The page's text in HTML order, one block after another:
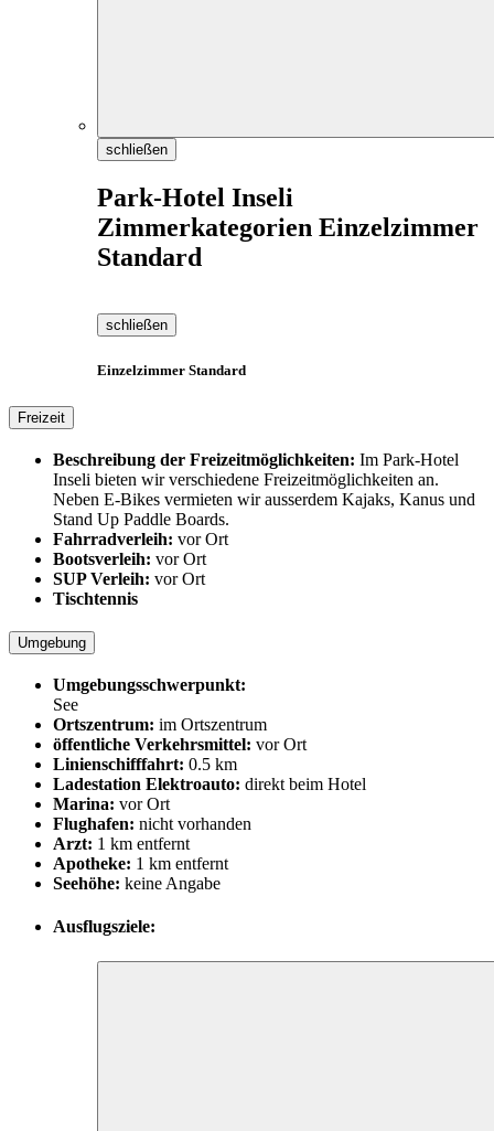
schließen
Park-Hotel Inseli
Zimmerkategorien Einzelzimmer
Standard
schließen
Einzelzimmer Standard
Freizeit
Beschreibung der Freizeitmöglichkeiten: Im Park-Hotel
Inseli bieten wir verschiedene Freizeitmöglichkeiten an.
Neben E-Bikes vermieten wir ausserdem Kajaks, Kanus und
Stand Up Paddle Boards.
Fahrradverleih: vor Ort
Bootsverleih: vor Ort
SUP Verleih: vor Ort
Tischtennis
Umgebung
Umgebungsschwerpunkt:
See
Ortszentrum: im Ortszentrum
öffentliche Verkehrsmittel: vor Ort
Linienschifffahrt: 0.5 km
Ladestation Elektroauto: direkt beim Hotel
Marina: vor Ort
Flughafen: nicht vorhanden
Arzt: 1 km entfernt
Apotheke: 1 km entfernt
Seehöhe: keine Angabe
Ausflugsziele: